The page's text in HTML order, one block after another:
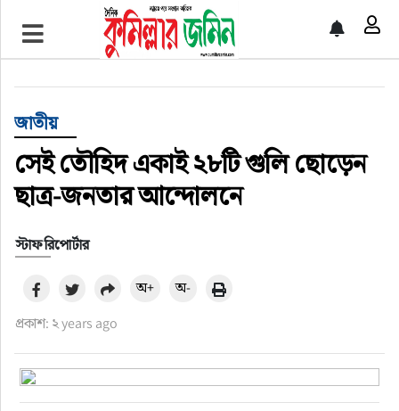
প্রচ্ছদ
আর্ন্তজাতিক
অর্থনীতি
বৃহত্তর কুমিল্লা
বৃহত্তর নোয়াখালী
খেলাধুলা
জাতীয়
সেই তৌহিদ একাই ২৮টি গুলি ছোড়েন
ছাত্র-জনতার আন্দোলনে
স্টাফ রিপোর্টার
প্রকাশ: ২ years ago
অ+ অ-